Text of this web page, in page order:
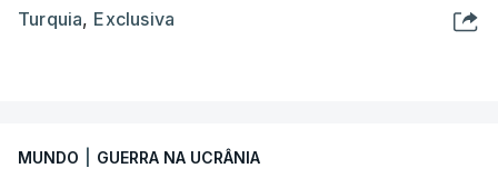
Turquia, Exclusiva
MUNDO GUERRA NA UCRÂNIA